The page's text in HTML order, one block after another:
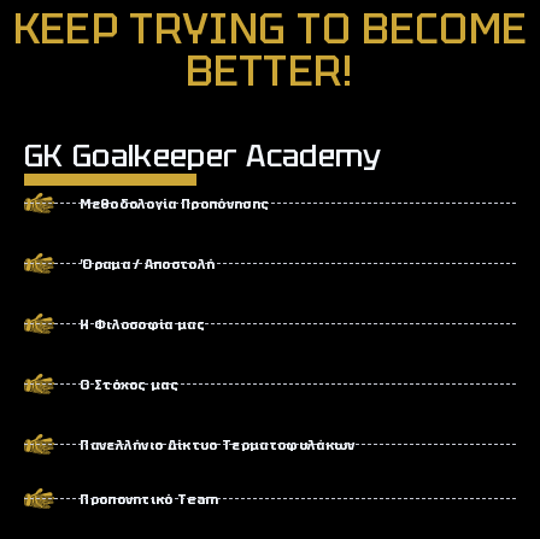
KEEP TRYING TO BECOME
BETTER!
GK Goalkeeper Academy
Μεθοδολογία Προπόνησης
Όραμα / Αποστολή
Η Φιλοσοφία μας
Ο Στόχος μας
Πανελλήνιο Δίκτυο Τερματοφυλάκων
Προπονητικό Team